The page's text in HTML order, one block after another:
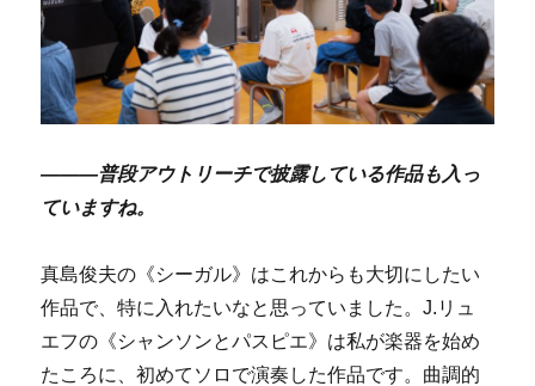
―――普段アウトリーチで披露している作品も入っ
ていますね。
真島俊夫の《シーガル》はこれからも大切にしたい
作品で、特に入れたいなと思っていました。J.リュ
エフの《シャンソンとパスピエ》は私が楽器を始め
たころに、初めてソロで演奏した作品です。曲調的